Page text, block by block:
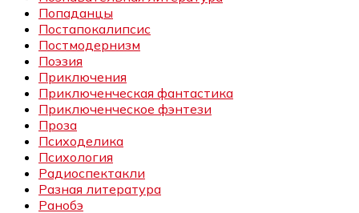
Попаданцы
Постапокалипсис
Постмодернизм
Поэзия
Приключения
Приключенческая фантастика
Приключенческое фэнтези
Проза
Психоделика
Психология
Радиоспектакли
Разная литература
Ранобэ